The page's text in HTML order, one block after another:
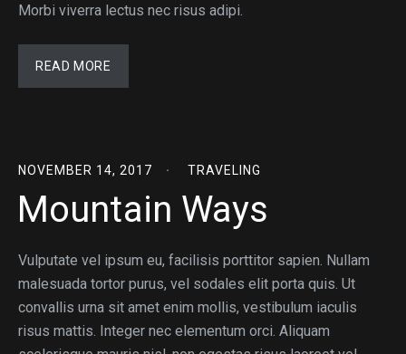
Morbi viverra lectus nec risus adipi.
READ MORE
NOVEMBER 14, 2017 TRAVELING
Mountain Ways
Vulputate vel ipsum eu, facilisis porttitor sapien. Nullam
malesuada tortor purus, vel sodales elit porta quis. Ut
convallis urna sit amet enim mollis, vestibulum iaculis
risus mattis. Integer nec elementum orci. Aliquam